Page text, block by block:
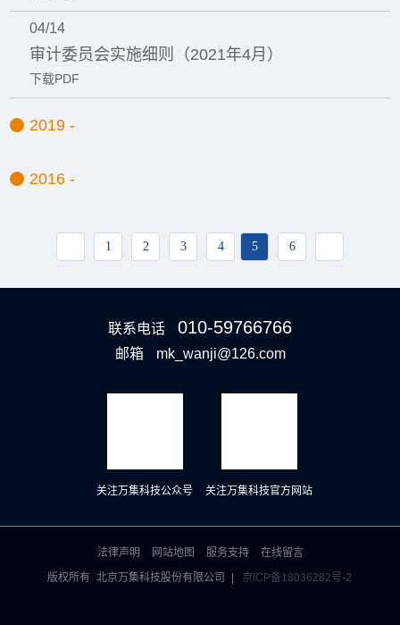
04/14
审计委员会实施细则（2021年4月）
下载PDF
2019 -
2016 -
1 2 3 4 5 6
联系电话 010-59766766
邮箱 mk_wanji@126.com
关注万集科技公众号 关注万集科技官方网站
法律声明 网站地图 服务支持
在线留言
版权所有 北京万集科技股份有限公司 京ICP备18036282号-2